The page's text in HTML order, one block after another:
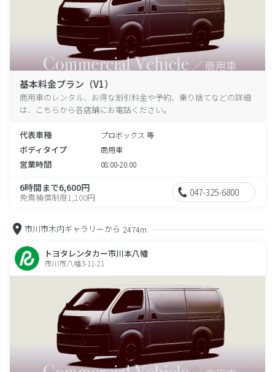
基本料金プラン（V1）
商用車のレンタル、お得な割引料金や予約、乗り捨てなどの詳細
は、こちらから各店舗にお電話ください。
代表車種 プロボックス 等
ボディタイプ 商用車
営業時間 08:00-20:00
6時間まで6,600円
免責補償制度1,100円 047-325-6800
市川市木内ギャラリーから 2474m
トヨタレンタカー市川本八幡
市川市八幡3-11-21